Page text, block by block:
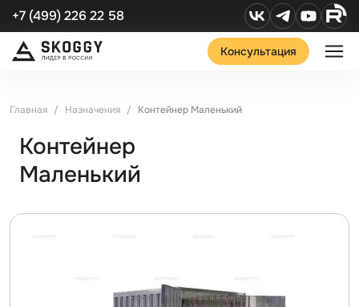
+7 (499) 226 22 58
Консультация
Главная Назначения Контейнер Маленький
Контейнер
Маленький